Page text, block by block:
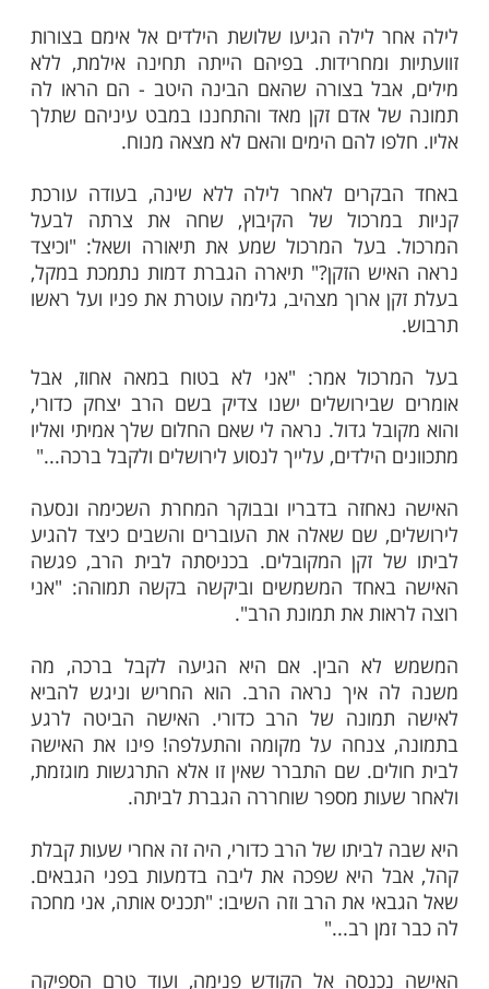
עוד תוכן חדש ומפתיע! התחברו לכל
שלנו בתהיליםבלחיצה כאן >>>​
רעשה וגעשה. שלושה ילדים קטנים נספו
הילדים, בנים להורים גרושים, שנסעו
אביהם במרכז הארץ ונשמתם עלתה בסערה
לילה הגיעו שלושת הילדים אל אימם בצורות
ומחרידות. בפיהם הייתה תחינה אילמת, ללא
אדם זקן מאד והתחננו במבט עיניהם שתלך
להם הימים והאם לא מצאה מנוח.
של הקיבוץ, שחה את צרתה לבעל
בעל המרכול שמע את תיאורה ושאל: "וכיצד
הזקן?" תיארה הגברת דמות נתמכת במקל,
ארוך מצהיב, גלימה עוטרת את פניו ועל ראשו
אמר: "אני לא בטוח במאה אחוז, אבל
ישנו צדיק בשם הרב יצחק כדורי,
גדול. נראה לי שאם החלום שלך אמיתי ואליו
הילדים, עלייך לנסוע לירושלים ולקבל ברכה..."
בדבריו ובבוקר המחרת השכימה ונסעה
שם שאלה את העוברים והשבים כיצד להגיע
זקן המקובלים. בכניסתה לבית הרב, פגשה
המשמשים וביקשה בקשה תמוהה: "אני